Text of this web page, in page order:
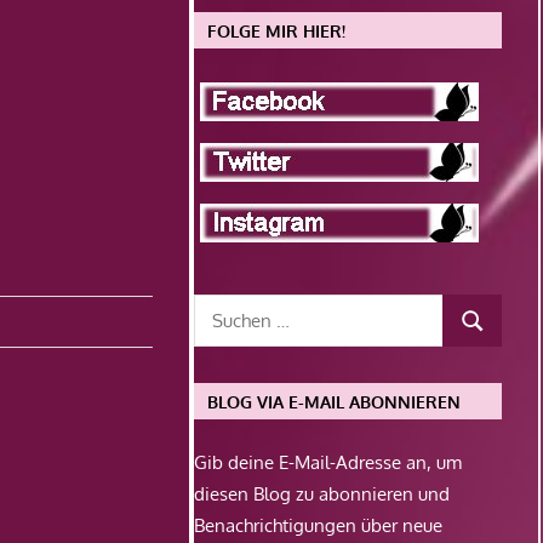
FOLGE MIR HIER!
BLOG VIA E-MAIL ABONNIEREN
Gib deine E-Mail-Adresse an, um
diesen Blog zu abonnieren und
Benachrichtigungen über neue